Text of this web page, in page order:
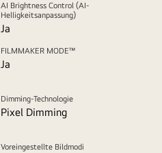
AI Brightness Control (AI-
Helligkeitsanpassung)
Ja
FILMMAKER MODE™
Ja
Dimming-Technologie
Pixel Dimming
Voreingestellte Bildmodi